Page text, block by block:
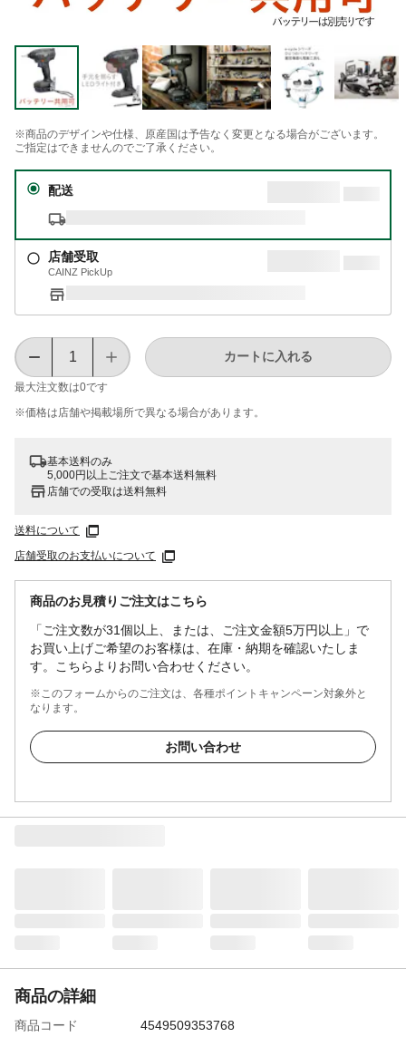
※商品のデザインや仕様、原産国は予告なく変更となる場合がございます。
ご指定はできませんのでご了承ください。
配送
店舗受取
CAINZ PickUp
最大注文数は0です
カートに入れる
※価格は​店舗や​掲載場所で​異なる​場合が​あります。
基本送料のみ
5,000円以上ご注文で基本送料無料
店舗での受取は送料無料
送料について
店舗受取のお支払いについて
商品のお見積りご注文はこちら
「ご注文数が31個以上、または、ご注文金額5万円以上」で
お買い上げご希望のお客様は、在庫・納期を確認いたしま
す。こちらよりお問い合わせください。
※このフォームからのご注文は、各種ポイントキャンペーン対象外と
なります。
お問い合わせ
商品の詳細
商品コード
4549509353768